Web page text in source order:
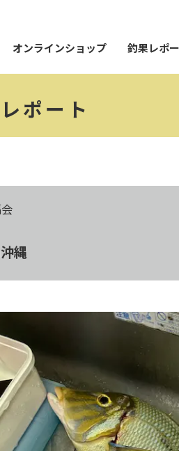
オンラインショップ 釣果レポ
ポート
縄